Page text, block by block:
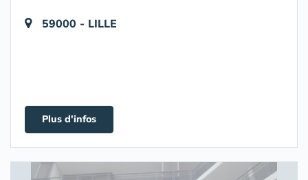
59000 - LILLE
Plus d'infos